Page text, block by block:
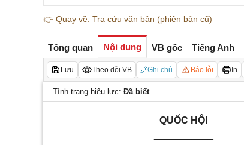
👉 Quay về: Tra cứu văn bản (phiên bản cũ)
Tổng quan Nội dung VB gốc Tiếng Anh
Lưu Theo dõi VB Ghi chú Báo lỗi In
Tình trạng hiệu lực: Đã biết
QUỐC HỘI